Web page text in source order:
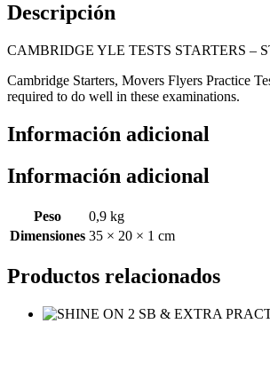
Descripción
CAMBRIDGE YLE TESTS STARTERS –
Cambridge Starters, Movers Flyers Practice
required to do well in these examinations.
Información adicional
Información adicional
Peso
0,9 kg
Dimensiones 35 × 20 × 1 cm
Productos relacionados